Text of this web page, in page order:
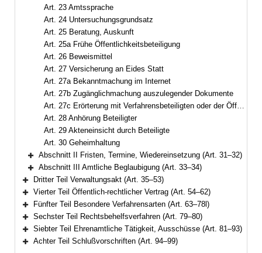
Art. 23 Amtssprache
Art. 24 Untersuchungsgrundsatz
Art. 25 Beratung, Auskunft
Art. 25a Frühe Öffentlichkeitsbeteiligung
Art. 26 Beweismittel
Art. 27 Versicherung an Eides Statt
Art. 27a Bekanntmachung im Internet
Art. 27b Zugänglichmachung auszulegender Dokumente
Art. 27c Erörterung mit Verfahrensbeteiligten oder der Öffentlichkeit
Art. 28 Anhörung Beteiligter
Art. 29 Akteneinsicht durch Beteiligte
Art. 30 Geheimhaltung
Bereich erweitern
Abschnitt II Fristen, Termine, Wiedereinsetzung (Art. 31–32)
Bereich erweitern
Abschnitt III Amtliche Beglaubigung (Art. 33–34)
Bereich erweitern
Dritter Teil Verwaltungsakt (Art. 35–53)
Bereich erweitern
Vierter Teil Öffentlich-rechtlicher Vertrag (Art. 54–62)
Bereich erweitern
Fünfter Teil Besondere Verfahrensarten (Art. 63–78l)
Bereich erweitern
Sechster Teil Rechtsbehelfsverfahren (Art. 79–80)
Bereich erweitern
Siebter Teil Ehrenamtliche Tätigkeit, Ausschüsse (Art. 81–93)
Achter Teil Schlußvorschriften (Art. 94–99)